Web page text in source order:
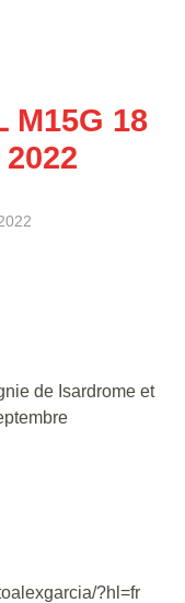
M15G 18
de Isardrome et
?hl=fr